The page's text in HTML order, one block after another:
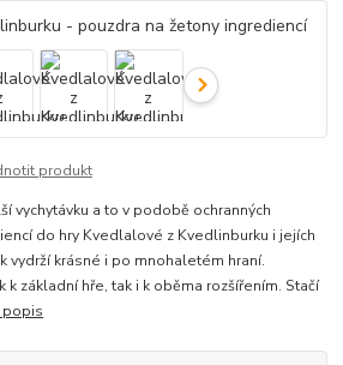
produkt
vychytávku a to v podobě ochranných
do hry Kvedlalové z Kvedlinburku i jejích
vydrží krásné i po mnohaletém hraní.
k základní hře, tak i k oběma rozšířením. Stačí
popis